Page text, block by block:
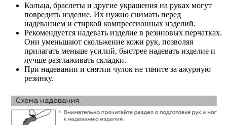
Кольца, браслеты и другие украшения на руках могут
повредить изделие. Их нужно снимать перед
надеванием и стиркой компрессионных изделий.
Рекомендуется надевать изделие в резиновых перчатках.
Они уменьшают скольжение кожи рук, позволяя
прилагать меньше усилий, быстрее надевать изделие и
лучше разглаживать складки.
При надевании и снятии чулок не тяните за ажурную
резинку.